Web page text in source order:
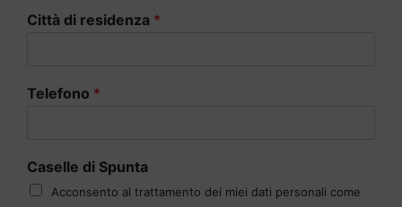
Città di residenza *
Telefono *
Caselle di Spunta
Acconsento al trattamento dei miei dati personali come